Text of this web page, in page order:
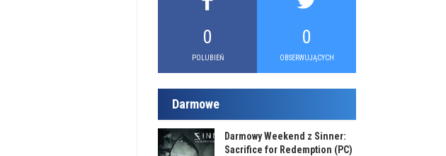
0
POLUBIEŃ
0
OBSERWUJĄCYCH
Darmowe
Darmowy Weekend z Sinner:
Sacrifice for Redemption (PC)